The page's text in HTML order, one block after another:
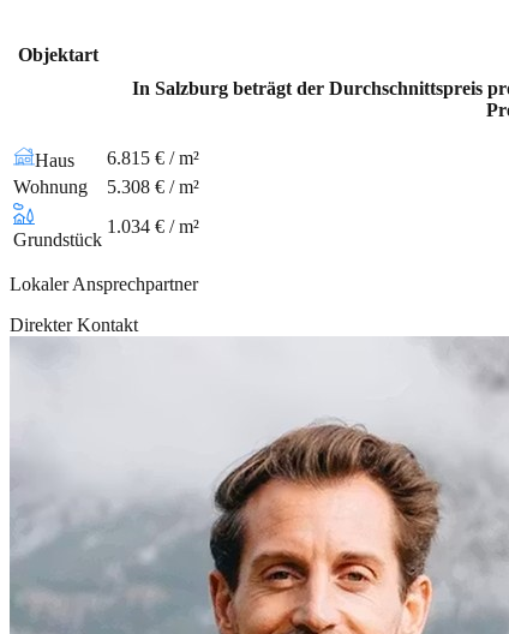
Objektart
In Salzburg beträgt der Durchschnittspreis
Haus
6.815 € / m²
Wohnung
5.308 € / m²
Grundstück
1.034 € / m²
Lokaler Ansprechpartner
Direkter Kontakt